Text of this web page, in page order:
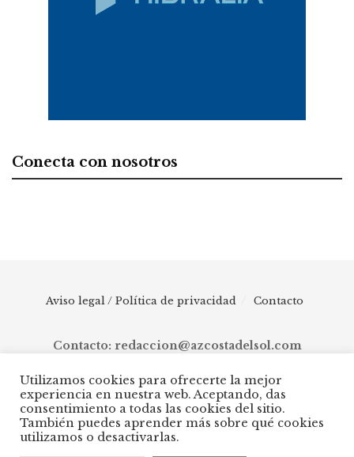
Conecta con nosotros
Aviso legal / Política de privacidad Contacto
Contacto: redaccion@azcostadelsol.com
© 2025 AZ Costa del Sol - Diario digital de Málaga capital hasta
Manilva, pasando por Torremolinos, Benalmádena, Fuengirola,
Mijas, Ojén, Marbella, Istán, Benahavís, Estepona y Casares.
Utilizamos cookies para ofrecerte la mejor
experiencia en nuestra web. Aceptando, das
consentimiento a todas las cookies del sitio.
También puedes aprender más sobre qué cookies
utilizamos o desactivarlas.